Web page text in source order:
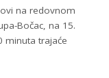
na redovnom
Bočac, na 15.
minuta trajaće